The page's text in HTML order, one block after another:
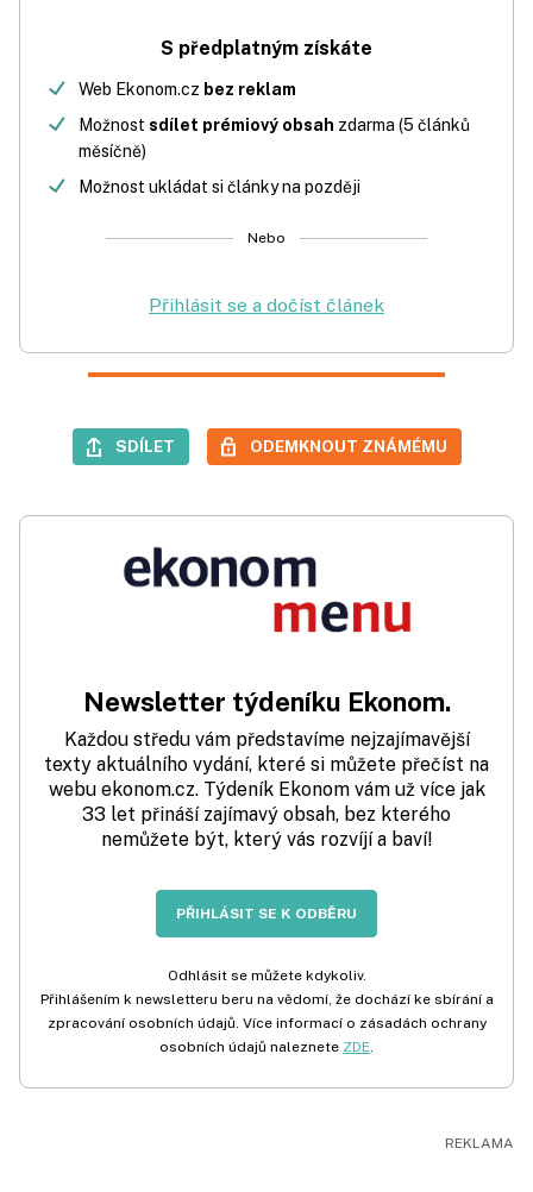
S předplatným získáte
Web Ekonom.cz bez reklam
Možnost sdílet prémiový obsah zdarma (5 článků
měsíčně)
Možnost ukládat si články na později
Nebo
Přihlásit se a dočíst článek
SDÍLET ODEMKNOUT ZNÁMÉMU
Newsletter týdeníku Ekonom.
Každou středu vám představíme nejzajímavější
texty aktuálního vydání, které si můžete přečíst na
webu ekonom.cz. Týdeník Ekonom vám už více jak
33 let přináší zajímavý obsah, bez kterého
nemůžete být, který vás rozvíjí a baví!
PŘIHLÁSIT SE K ODBĚRU
Odhlásit se můžete kdykoliv.
Přihlášením k newsletteru beru na vědomí, že dochází ke sbírání a
zpracování osobních údajů. Více informací o zásadách ochrany
osobních údajů naleznete ZDE.